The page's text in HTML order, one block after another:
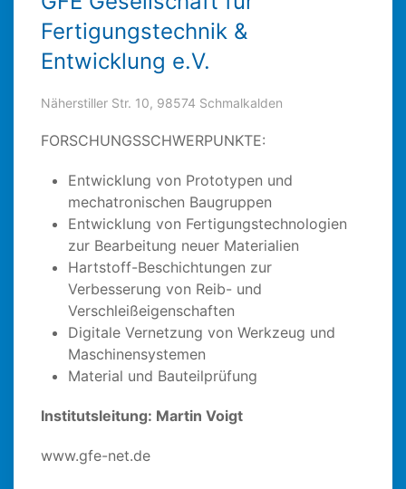
Fertigungstechnik &
Entwicklung e.V.
Näherstiller Str. 10, 98574 Schmalkalden
FORSCHUNGSSCHWERPUNKTE:
Entwicklung von Prototypen und
mechatronischen Baugruppen
Entwicklung von Fertigungstechnologien
zur Bearbeitung neuer Materialien
Hartstoff-Beschichtungen zur
Verbesserung von Reib- und
Verschleißeigenschaften
Digitale Vernetzung von Werkzeug und
Maschinensystemen
Material und Bauteilprüfung
Institutsleitung: Martin Voigt
www.gfe-net.de